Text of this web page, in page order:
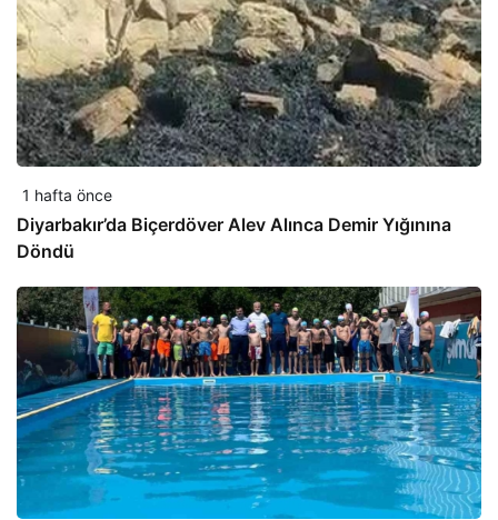
1 hafta önce
Diyarbakır’da Biçerdöver Alev Alınca Demir Yığınına
Döndü